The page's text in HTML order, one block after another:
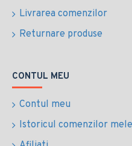
Livrarea comenzilor
Returnare produse
CONTUL MEU
Contul meu
Istoricul comenzilor mele